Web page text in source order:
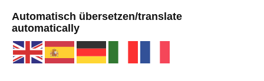
Automatisch übersetzen/translate
automatically